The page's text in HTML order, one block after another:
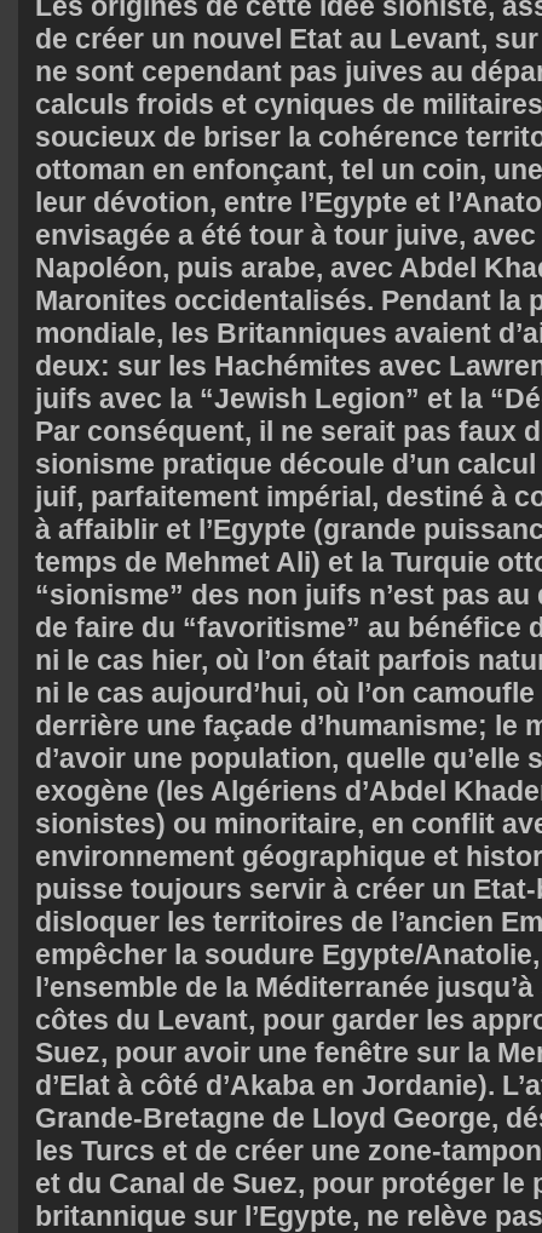
de créer un nouvel Etat au Levant,
ne sont cependant pas juives au
calculs froids et cyniques de
soucieux de briser la cohérence
ottoman en enfonçant, tel un coin,
leur dévotion, entre l’Egypte et
envisagée a été tour à tour juive,
Napoléon, puis arabe, avec Abdel
Maronites occidentalisés. Pendant la
mondiale, les Britanniques avaient
deux: sur les Hachémites avec
juifs avec la “Jewish Legion” et la
Par conséquent, il ne serait pas faux
sionisme pratique découle d’un
juif, parfaitement impérial, destiné à
à affaiblir et l’Egypte (grande
temps de Mehmet Ali) et la Turquie
“sionisme” des non juifs n’est pas
de faire du “favoritisme” au bénéfice
ni le cas hier, où l’on était parfois
ni le cas aujourd’hui, où l’on
derrière une façade d’humanisme; le
d’avoir une population, quelle
exogène (les Algériens d’Abdel
sionistes) ou minoritaire, en conflit
environnement géographique et
puisse toujours servir à créer un
disloquer les territoires de l’ancien
empêcher la soudure Egypte/
l’ensemble de la Méditerranée
côtes du Levant, pour garder les
Suez, pour avoir une fenêtre sur la
d’Elat à côté d’Akaba en Jordanie).
Grande-Bretagne de Lloyd George,
les Turcs et de créer une zone-
et du Canal de Suez, pour protéger le
britannique sur l’Egypte, ne relève